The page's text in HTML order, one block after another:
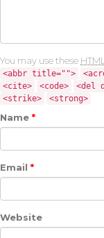
You may use these HTML
<abbr title="">
<cite>
<code> <del
<strike>
<strong>
Name *
Email *
Website